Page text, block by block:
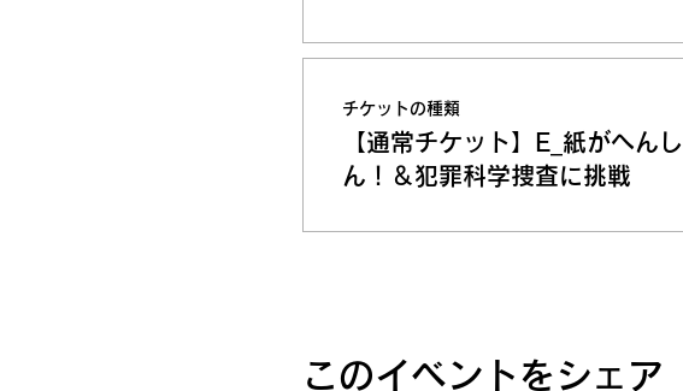
チケットの種類
【通常チケット】E_紙がへんし
ん！＆犯罪科学捜査に挑戦
このイベントをシェア